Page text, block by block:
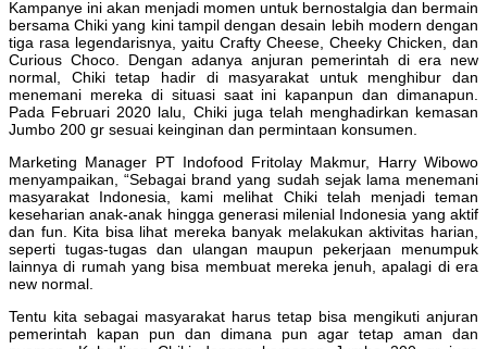
Kampanye ini akan menjadi momen untuk bernostalgia dan bermain
bersama Chiki yang kini tampil dengan desain lebih modern dengan
tiga rasa legendarisnya, yaitu Crafty Cheese, Cheeky Chicken, dan
Curious Choco. Dengan adanya anjuran pemerintah di era new
normal, Chiki tetap hadir di masyarakat untuk menghibur dan
menemani mereka di situasi saat ini kapanpun dan dimanapun.
Pada Februari 2020 lalu, Chiki juga telah menghadirkan kemasan
Jumbo 200 gr sesuai keinginan dan permintaan konsumen.
Marketing Manager PT Indofood Fritolay Makmur, Harry Wibowo
menyampaikan, “Sebagai brand yang sudah sejak lama menemani
masyarakat Indonesia, kami melihat Chiki telah menjadi teman
keseharian anak-anak hingga generasi milenial Indonesia yang aktif
dan fun. Kita bisa lihat mereka banyak melakukan aktivitas harian,
seperti tugas-tugas dan ulangan maupun pekerjaan menumpuk
lainnya di rumah yang bisa membuat mereka jenuh, apalagi di era
new normal.
Tentu kita sebagai masyarakat harus tetap bisa mengikuti anjuran
pemerintah kapan pun dan dimana pun agar tetap aman dan